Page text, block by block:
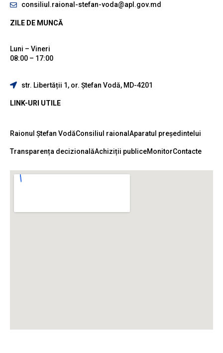
consiliul.raional-stefan-voda@apl.gov.md
ZILE DE MUNCĂ
Luni – Vineri
08:00 – 17:00
str. Libertății 1, or. Ștefan Vodă, MD-4201
LINK-URI UTILE
Raionul Ștefan VodăConsiliul raional Aparatul președintelui
Transparența decizionalăAchiziții publiceMonitorContacte